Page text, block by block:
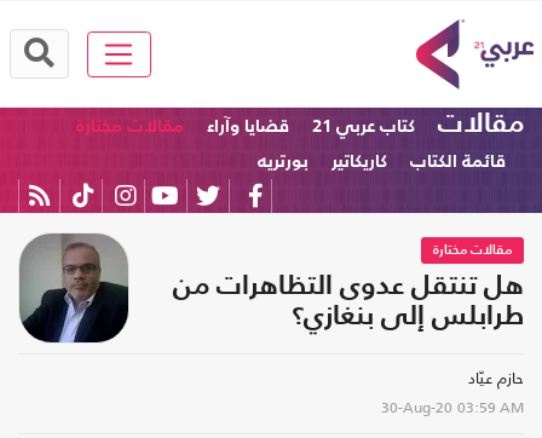
مقالات كتاب عربي 21 قضايا وآراء
مقالات مختارة
قائمة الكتاب
كاريكاتير بورتريه
مقالات مختارة
هل تنتقل عدوى التظاهرات من
طرابلس إلى بنغازي؟
حازم عيّاد
30-Aug-20 03:59 AM